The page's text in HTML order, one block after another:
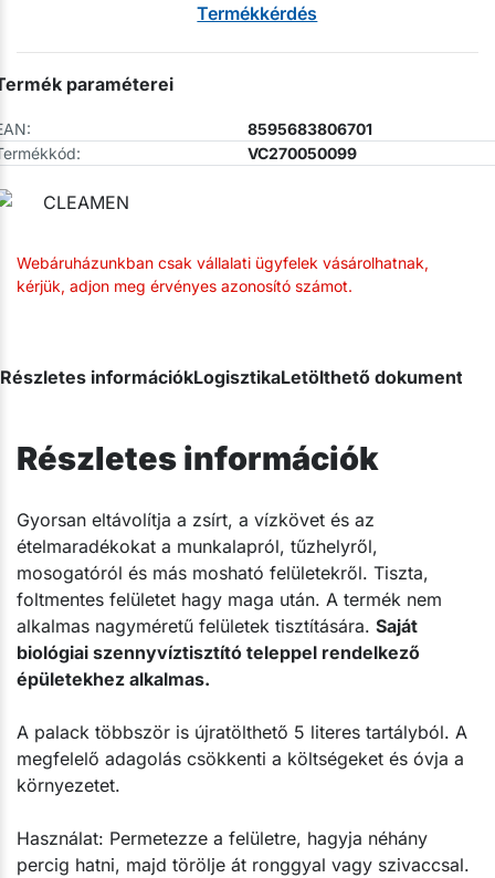
Webáruházunkban csak vállalati ügyfelek vásárolhatnak,
kérjük, adjon meg érvényes azonosító számot.
Termékkérdés
paraméterei
8595683806701
VC270050099
Részletes információkLogisztikaLetölthető
Részletes információk
Gyorsan eltávolítja a zsírt, a vízkövet és az
ételmaradékokat a munkalapról, tűzhelyről,
mosogatóról és más mosható felületekről. Tiszta,
foltmentes felületet hagy maga után. A termék nem
alkalmas nagyméretű felületek tisztítására. Saját
biológiai szennyvíztisztító teleppel rendelkező
épületekhez alkalmas.
A palack többször is újratölthető 5 literes tartályból. A
megfelelő adagolás csökkenti a költségeket és óvja a
környezetet.
Használat: Permetezze a felületre, hagyja néhány
percig hatni, majd törölje át ronggyal vagy szivaccsal.